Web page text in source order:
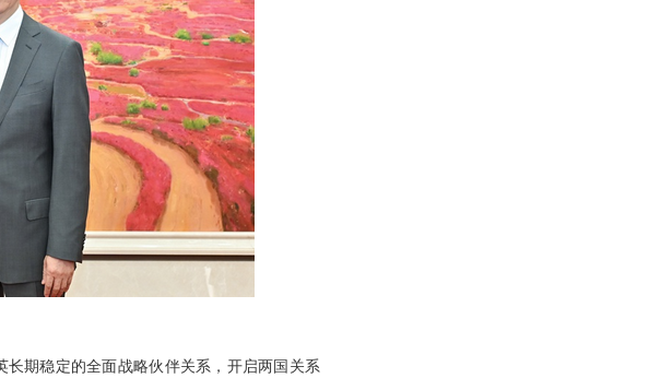
期稳定的全面战略伙伴关系，开启两国关系